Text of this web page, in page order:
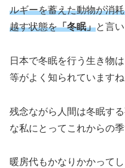
ルギーを蓄えた動物が消
越す状態を「冬眠」と言い
日本で冬眠を行う生き物
等がよく知られていますね
残念ながら人間は冬眠す
な私にとってこれからの
暖房代もかなりかかってし